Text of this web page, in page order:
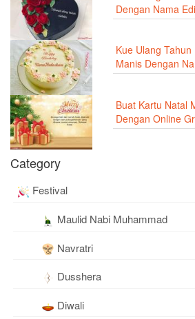
Dengan Nama
Kue Ulang
Manis Dengan
Buat Kartu Natal
Dengan Online
Category
Festival
Maulid Nabi Muhammad
Navratri
Dusshera
Diwali